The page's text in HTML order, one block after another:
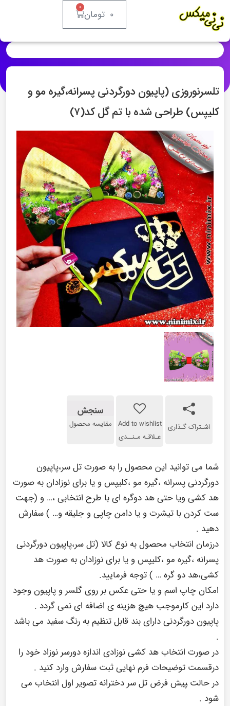
۰ تومان ۰
تلسرنوروزی (پاپیون دورگردنی پسرانه،گیره مو و
کلیپس) طراحی شده با تم گل کد(۷)
اشـتراک گـذاری Add to wishlist
عـلاقـه مـنــدی
سنجش
مقایسه محصول
شما می توانید این محصول را به صورت تل سر،پاپیون
دورگردنی پسرانه ،گیره مو ،کلیپس و یا برای نوزادان به صورت
هد کشی ویا حتی هد دوگره ای با طرح انتخابی ،… و (جهت
ست کردن با تیشرت و یا دامن چاپی و جلیقه و… ) سفارش
دهید .
درزمان انتخاب محصول به نوع کالا (تل سر،پاپیون دورگردنی
پسرانه ،گیره مو ،کلیپس و یا برای نوزادان به صورت هد
کشی،هد دو گره … ) توجه فرمایید.
امکان چاپ اسم و یا حتی عکس بر روی گلسر و پاپیون وجود
دارد این کارموجب هیچ هزینه ی اضافه ای نمی گردد .
پاپیون دورگردنی دارای بند قابل تنظیم به رنگ سفید می باشد
.
در صورت انتخاب هد کشی نوزادی اندازه دورسر نوزاد خود را
درقسمت توضیحات فرم نهایی ثبت سفارش وارد کنید .
در حالت ‍‍پیش فرض تل سر دخترانه تصویر اول انتخاب می
شود .